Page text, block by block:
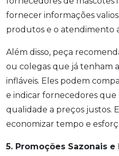
fornecer informações
produtos e o atendimento
Além disso, peça
ou colegas que já tenham
infláveis. Eles podem
e indicar fornecedores
qualidade a preços justos.
economizar tempo e
5. Promoções Sazonais e